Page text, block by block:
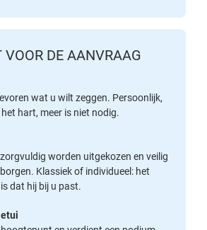
VOOR DE AANVRAAG
wat u wilt zeggen. Persoonlijk,
hart, meer is niet nodig.
worden uitgekozen en veilig
Klassiek of individueel: het
dat hij bij u past.